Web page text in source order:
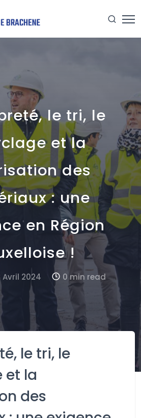
le tri, le
et la
des
: une
en Région
!
Avril 2024 0 min read
le tri, le
et la
des